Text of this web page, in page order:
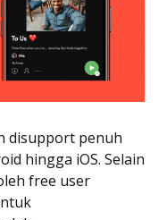
disupport penuh
hingga iOS. Selain
free user